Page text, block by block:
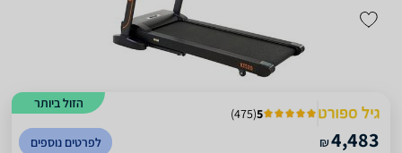
הזול ביותר
5
(
475
)
₪4,483 לפרטים נוספים